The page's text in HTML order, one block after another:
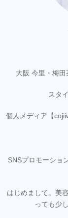
大阪 今里・梅田
スタ
個人メディア【
SNSプロモーショ
はじめまして。美
っても少